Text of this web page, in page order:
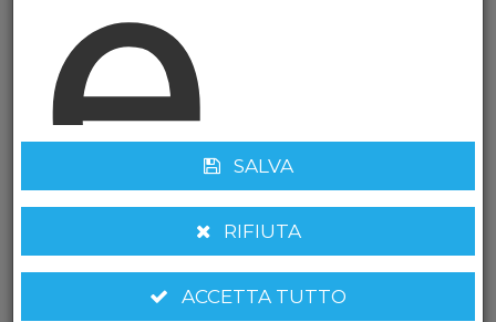
e SALVA
RIFIUTA
ACCETTA TUTTO